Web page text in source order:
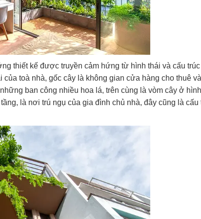
thiết kế được truyền cảm hứng từ hình thái và cấu trúc
toà nhà, gốc cây là không gian cửa hàng cho thuê
ban công nhiều hoa lá, trên cùng là vòm cây ở hình
là nơi trú ngụ của gia đình chủ nhà, đây cũng là cấu